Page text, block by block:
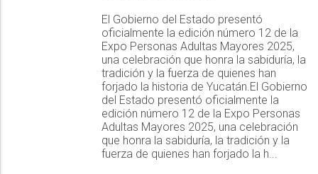
El Gobierno del Estado presentó
oficialmente la edición número 12 de la
Expo Personas Adultas Mayores 2025,
una celebración que honra la sabiduría, la
tradición y la fuerza de quienes han
forjado la historia de Yucatán.El Gobierno
del Estado presentó oficialmente la
edición número 12 de la Expo Personas
Adultas Mayores 2025, una celebración
que honra la sabiduría, la tradición y la
fuerza de quienes han forjado la h...